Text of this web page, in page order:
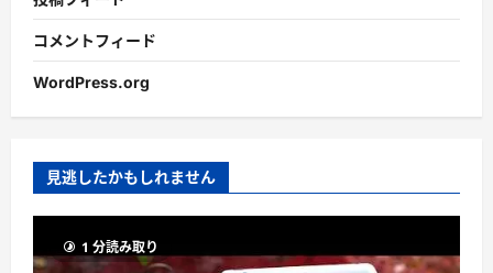
コメントフィード
WordPress.org
見逃したかもしれません
1 分読み取り